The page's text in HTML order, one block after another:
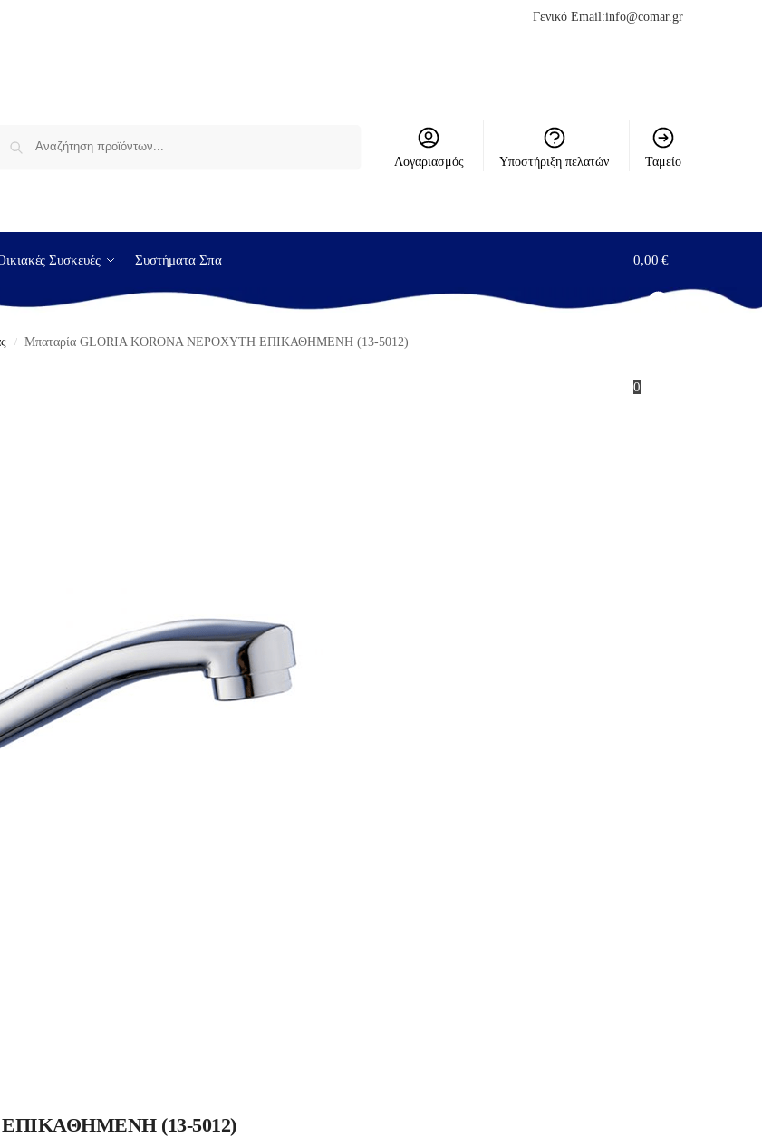
Γενικό Email:info@comar.gr
Λογαριασμός Υποστήριξη πελατών Ταμείο
Συσκευές Συστήματα Σπα 0,00€
0
/ Μπαταρία GLORIA KORONA ΝΕΡΟΧΥΤΗ ΕΠΙΚΑΘΗΜΕΝΗ (13-5012)
(13-5012)